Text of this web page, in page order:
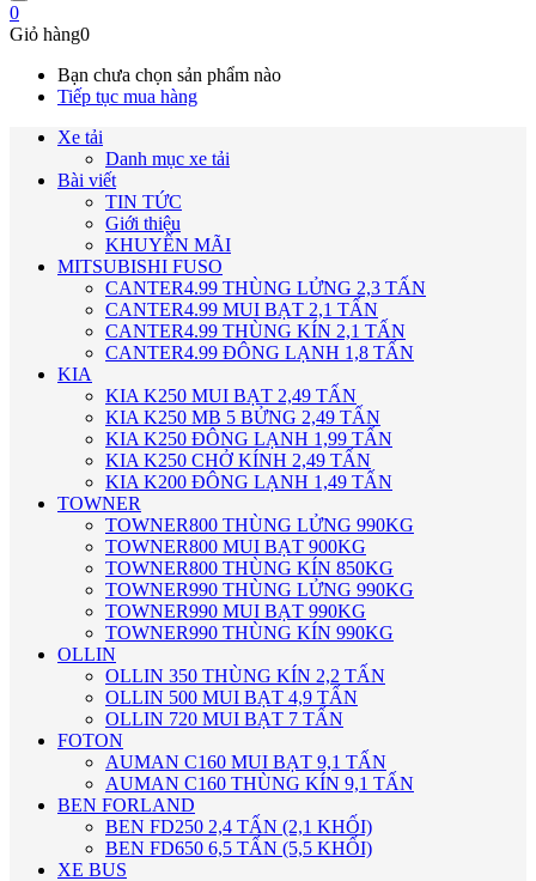
0
Giỏ hàng0
Bạn chưa chọn sản phẩm nào
Tiếp tục mua hàng
Xe tải
Danh mục xe tải
Bài viết
TIN TỨC
Giới thiệu
KHUYẾN MÃI
MITSUBISHI FUSO
CANTER4.99 THÙNG LỬNG 2,3 TẤN
CANTER4.99 MUI BẠT 2,1 TẤN
CANTER4.99 THÙNG KÍN 2,1 TẤN
CANTER4.99 ĐÔNG LẠNH 1,8 TẤN
KIA
KIA K250 MUI BẠT 2,49 TẤN
KIA K250 MB 5 BỬNG 2,49 TẤN
KIA K250 ĐÔNG LẠNH 1,99 TẤN
KIA K250 CHỞ KÍNH 2,49 TẤN
KIA K200 ĐÔNG LẠNH 1,49 TẤN
TOWNER
TOWNER800 THÙNG LỬNG 990KG
TOWNER800 MUI BẠT 900KG
TOWNER800 THÙNG KÍN 850KG
TOWNER990 THÙNG LỬNG 990KG
TOWNER990 MUI BẠT 990KG
TOWNER990 THÙNG KÍN 990KG
OLLIN
OLLIN 350 THÙNG KÍN 2,2 TẤN
OLLIN 500 MUI BẠT 4,9 TẤN
OLLIN 720 MUI BẠT 7 TẤN
FOTON
AUMAN C160 MUI BẠT 9,1 TẤN
AUMAN C160 THÙNG KÍN 9,1 TẤN
BEN FORLAND
BEN FD250 2,4 TẤN (2,1 KHỐI)
BEN FD650 6,5 TẤN (5,5 KHỐI)
XE BUS